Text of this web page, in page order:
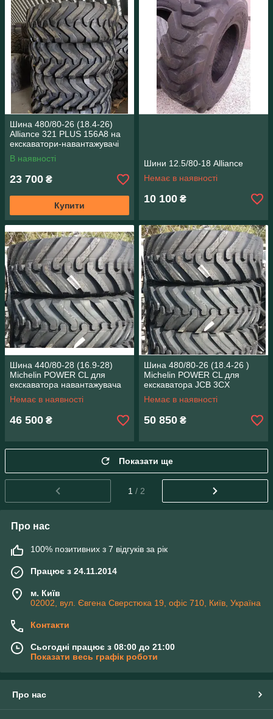
Шина 480/80-26 (18.4-26)
Alliance 321 PLUS 156A8 на
екскаватори-навантажувачі
JCB 3CX CAT Volvo
В наявності
23 700 ₴
Купити
Шини 12.5/80-18 Alliance
Немає в наявності
10 100 ₴
Шина 440/80-28 (16.9-28)
Michelin POWER CL для
екскаватора навантажувача
Немає в наявності
46 500 ₴
Шина 480/80-26 (18.4-26 )
Michelin POWER CL для
екскаватора JCB 3CX
Немає в наявності
50 850 ₴
Показати ще
1 / 2
Про нас
100% позитивних з 7 відгуків за рік
Працює з 24.11.2014
м. Київ
02002, вул. Євгена Сверстюка 19, офіс 710, Київ, Україна
Контакти
Сьогодні працює з 08:00 до 21:00
Показати весь графік роботи
Про нас